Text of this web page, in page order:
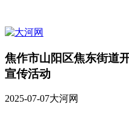
焦作市山阳区焦东街道
宣传活动
2025-07-07大河网